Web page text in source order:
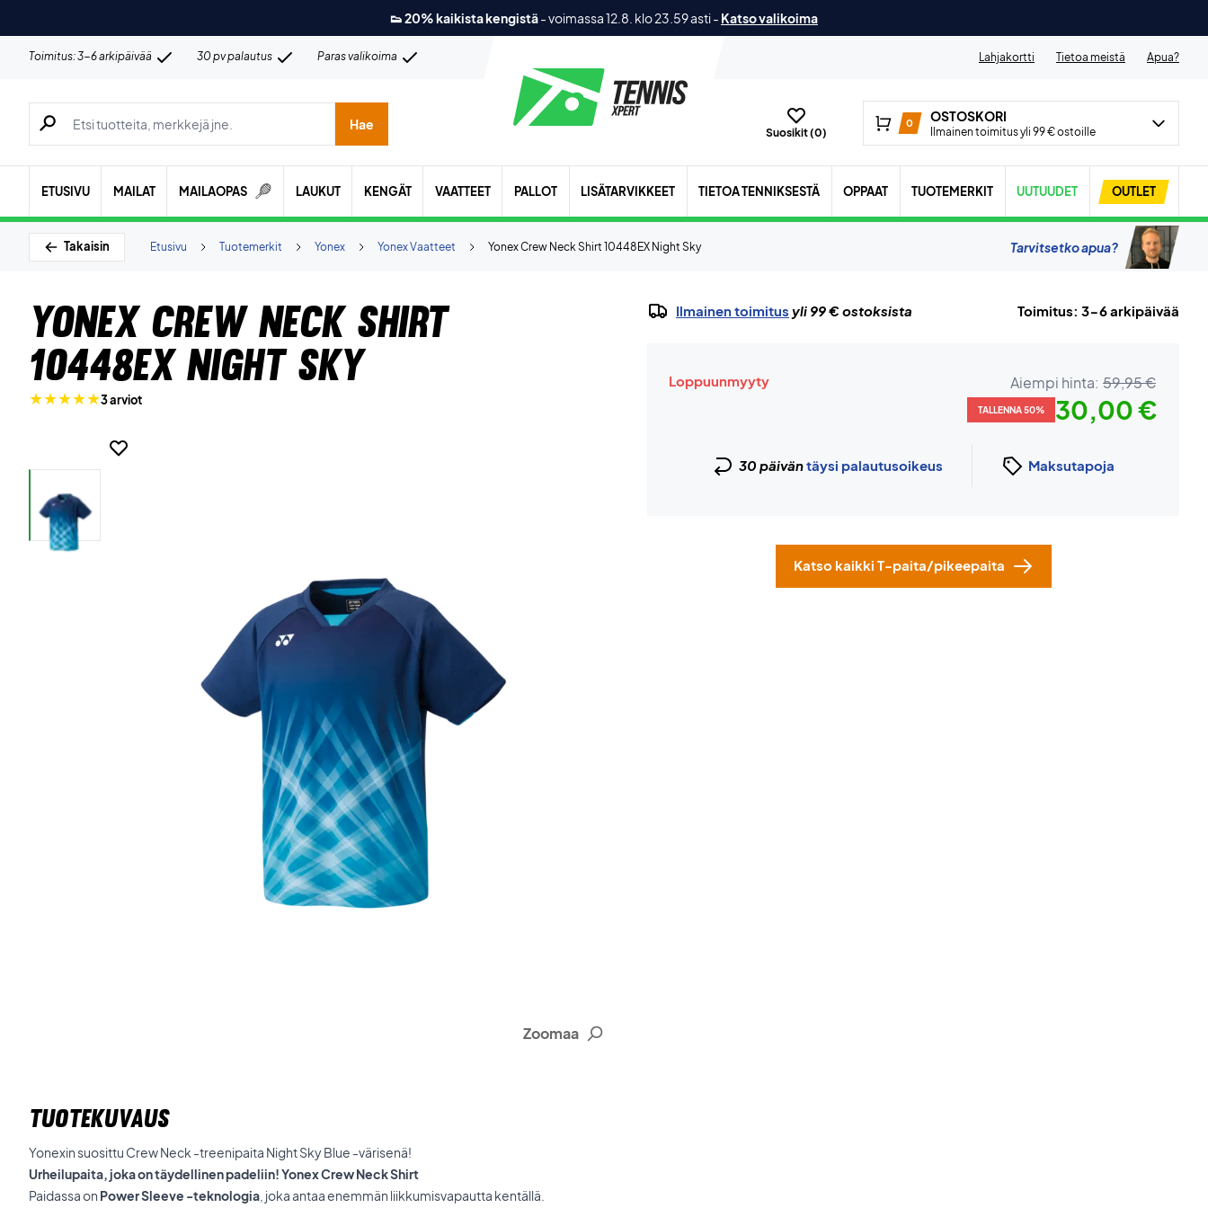
👟 20% kaikista kengistä-voimassa 12.8. klo 23.59 asti- Katso valikoima
Toimitus: 3-6 arkipäivää 30 pv palautus Paras valikoima Lahjakortti Tietoa meistä Apua?
Hae tuotteita, merkkejä jne.
Hae
Suosikit (0)
0 OSTOSKORI
Ilmainen toimitus yli 99 € ostoille
ETUSIVU MAILAT MAILAOPAS LAUKUT KENGÄT VAATTEET PALLOT LISÄTARVIKKEET TIETOA TENNIKSESTÄ OPPAAT TUOTEMERKIT UUTUUDET OUTLET
Takaisin Yonex Crew Neck Shirt 10448EX Night Sky
Yonex Vaatteet
Yonex
Tuotemerkit
Etusivu Tarvitsetko apua?
Yonex Crew Neck Shirt
10448EX Night Sky
3 arviot
Zoomaa
TUOTEKUVAUS
Yonexin suosittu Crew Neck -treenipaita Night Sky Blue -värisenä!
Urheilupaita, joka on täydellinen padeliin! Yonex Crew Neck Shirt
Paidassa on Power Sleeve -teknologia , joka antaa enemmän liikkumisvapautta kentällä.
Ilmainen toimitus yli 99 € ostoksista Toimitus: 3-6 arkipäivää
Loppuunmyyty Aiempi hinta: 59,95 €
TALLENNA 50% 30,00 €
30 päiväntäysi palautusoikeus Maksutapoja
Katso kaikki T-paita/pikeepaita